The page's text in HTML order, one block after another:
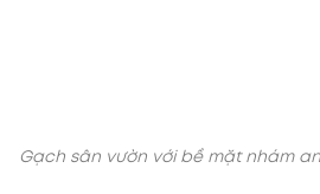
Gạch sân vườn với bề mặt nhám